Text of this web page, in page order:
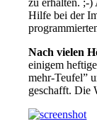
Hilfe bei der
Nach vielen
einigem
mehr-Teufel”
geschafft. Die